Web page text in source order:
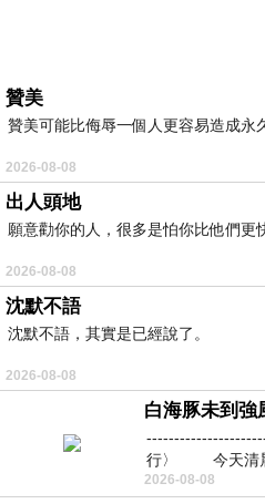
贊美
贊美可能比侮辱一個人更容易造成永
2026-08-08
出人頭地
願意勸你的人，很多是怕你比他們更
2026-08-08
沈默不語
沈默不語，其實是已經說了。
2026-08-08
白海豚未到強
行〉 今天清晨
2026-08-08